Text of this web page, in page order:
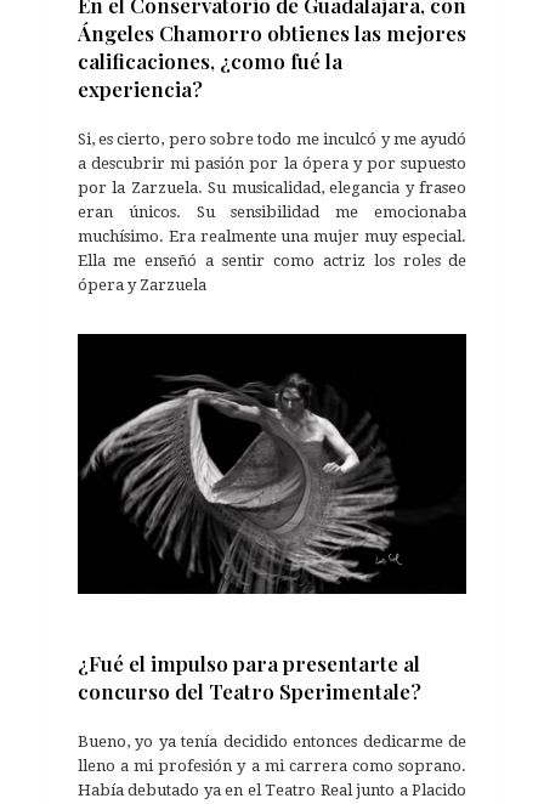
Ángeles Chamorro obtienes las mejores
calificaciones, ¿como fué la
experiencia?
Si, es cierto, pero sobre todo me inculcó y me ayudó
a descubrir mi pasión por la ópera y por supuesto
por la Zarzuela. Su musicalidad, elegancia y fraseo
eran únicos. Su sensibilidad me emocionaba
muchísimo. Era realmente una mujer muy especial.
Ella me enseñó a sentir como actriz los roles de
ópera y Zarzuela
¿Fué el impulso para presentarte al
concurso del Teatro Sperimentale?
Bueno, yo ya tenía decidido entonces dedicarme de
lleno a mi profesión y a mi carrera como soprano.
Había debutado ya en el Teatro Real junto a Placido